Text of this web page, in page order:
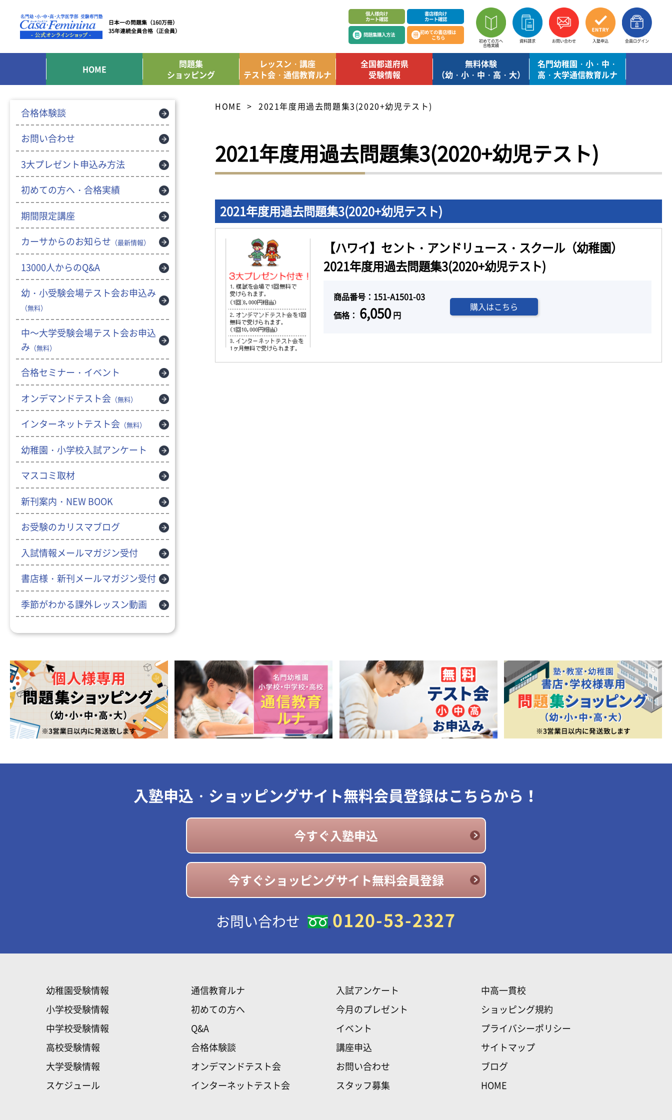
日本一の問題集（160万冊）
35年連続全員合格（正会員）
個人様向け
カート確認
書店様向け
カート確認
問題集購入方法 初めての書店様は
こちら 初めての方へ
合格実績
資料請求 お問い合わせ 入塾申込 会員ログイン
HOME
問題集
ショッピング
レッスン・講座
テスト会・通信教育ルナ
全国都道府県
受験情報
無料体験
（幼・小・中・高・大）
名門幼稚園・小・中・
高・大学通信教育ルナ
HOME 2021年度用過去問題集3(2020+幼児テスト)
2021年度用過去問題集3(2020+幼児テスト)
2021年度用過去問題集3(2020+幼児テスト)
【ハワイ】セント・アンドリュース・スクール（幼稚園）
2021年度用過去問題集3(2020+幼児テスト)
商品番号：151-A1501-03
価格： 6,050円
購入はこちら
合格体験談
お問い合わせ
3大プレゼント申込み方法
初めての方へ・合格実績
期間限定講座
カーサからのお知らせ （最新情報）
13000人からのQ&A
幼・小受験会場テスト会お申込み
（無料）
中～大学受験会場テスト会お申込
み （無料）
合格セミナー・イベント
オンデマンドテスト会 （無料）
インターネットテスト会 （無料）
幼稚園・小学校入試アンケート
マスコミ取材
新刊案内・NEW BOOK
お受験のカリスマブログ
入試情報メールマガジン受付
書店様・新刊メールマガジン受付
季節がわかる課外レッスン動画
入塾申込・ショッピングサイト無料会員登録はこちらから！
今すぐ入塾申込
今すぐショッピングサイト無料会員登録
お問い合わせ 0120-53-2327
幼稚園受験情報
小学校受験情報
中学校受験情報
高校受験情報
大学受験情報
スケジュール
通信教育ルナ
初めての方へ
Q&A
合格体験談
オンデマンドテスト会
インターネットテスト会
入試アンケート
今月のプレゼント
イベント
講座申込
お問い合わせ
スタッフ募集
中高一貫校
ショッピング規約
プライバシーポリシー
サイトマップ
ブログ
HOME